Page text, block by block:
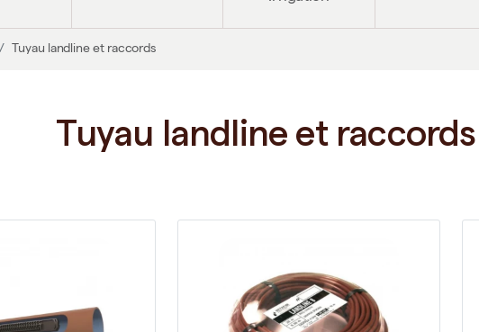
Tuyau landline et raccords
Tuyau landline et raccords